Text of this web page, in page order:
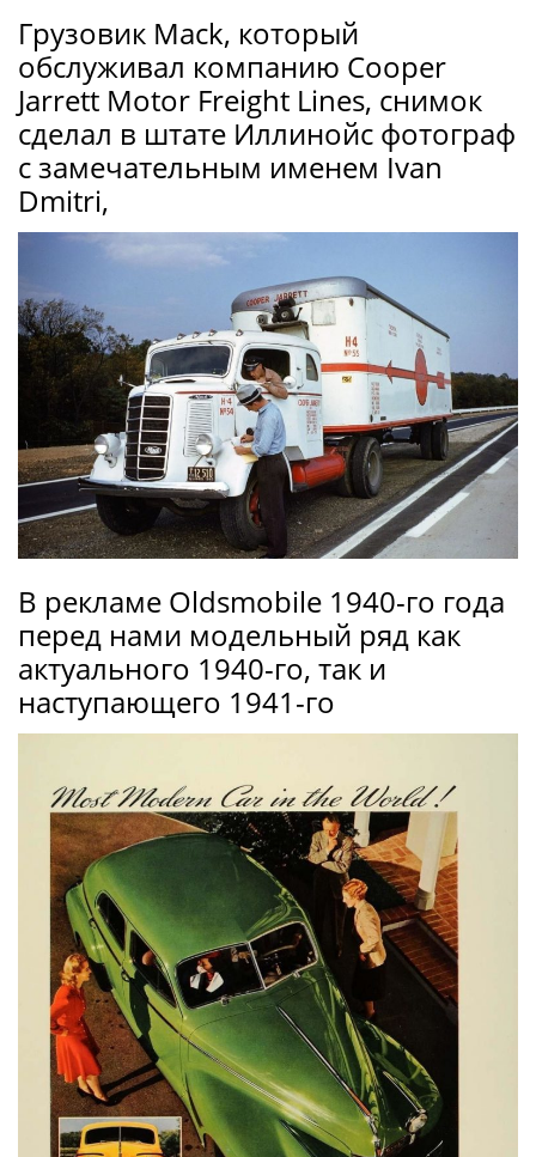
Грузовик Mack, который
обслуживал компанию Cooper
Jarrett Motor Freight Lines, снимок
сделал в штате Иллинойс фотограф
с замечательным именем Ivan
Dmitri,
В рекламе Oldsmobile 1940-го года
перед нами модельный ряд как
актуального 1940-го, так и
наступающего 1941-го